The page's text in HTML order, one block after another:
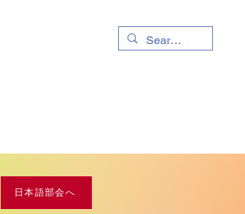
日本語部会へ